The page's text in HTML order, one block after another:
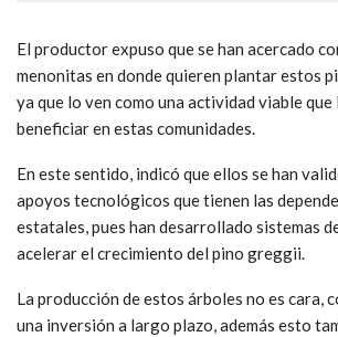
El productor expuso que se han acercado
menonitas en donde quieren plantar estos
ya que lo ven como una actividad viable que
beneficiar en estas comunidades.
En este sentido, indicó que ellos se han
apoyos tecnológicos que tienen las
estatales, pues han desarrollado sistemas
acelerar el crecimiento del pino greggii.
La producción de estos árboles no es cara,
una inversión a largo plazo, además esto